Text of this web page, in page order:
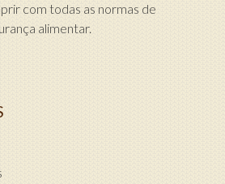
com todas as normas de
alimentar.